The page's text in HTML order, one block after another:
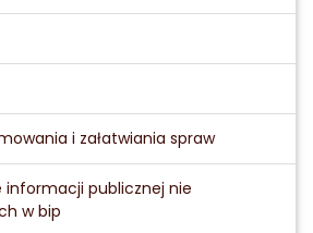
i załatwiania spraw
informacji publicznej nie
w bip